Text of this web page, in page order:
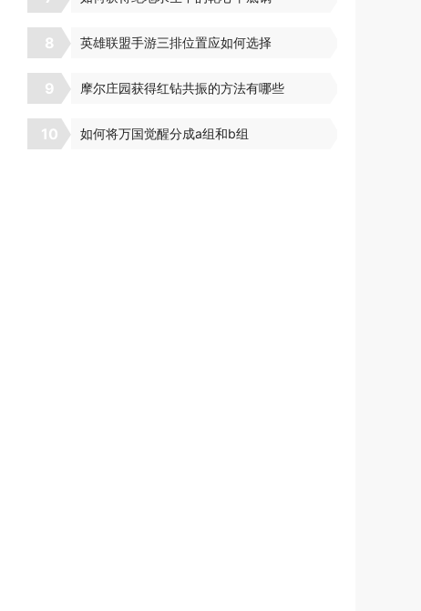
8 英雄联盟手游三排位置应如何选择
9 摩尔庄园获得红钻共振的方法有哪些
10 如何将万国觉醒分成a组和b组